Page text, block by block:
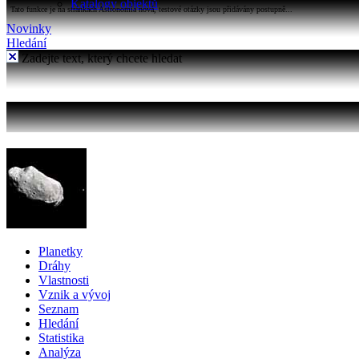
Katalogy objektů
Tato funkce je na stránkách Astronomia nová, testové otázky jsou přidávány postupně...
Novinky
Hledání
Zadejte text, který chcete hledat
Planetky
Dráhy
Vlastnosti
Vznik a vývoj
Seznam
Hledání
Statistika
Analýza